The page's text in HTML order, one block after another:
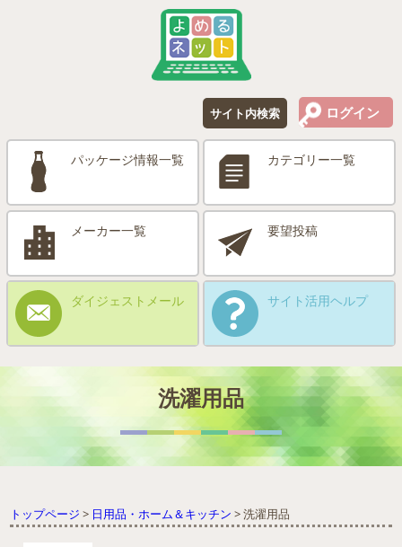
サイト内検索 ログイン
パッケージ情報一覧 カテゴリー一覧
メーカー一覧 要望投稿
ダイジェストメール サイト活用ヘルプ
洗濯用品
トップページ > 日用品・ホーム＆キッチン >洗濯用品